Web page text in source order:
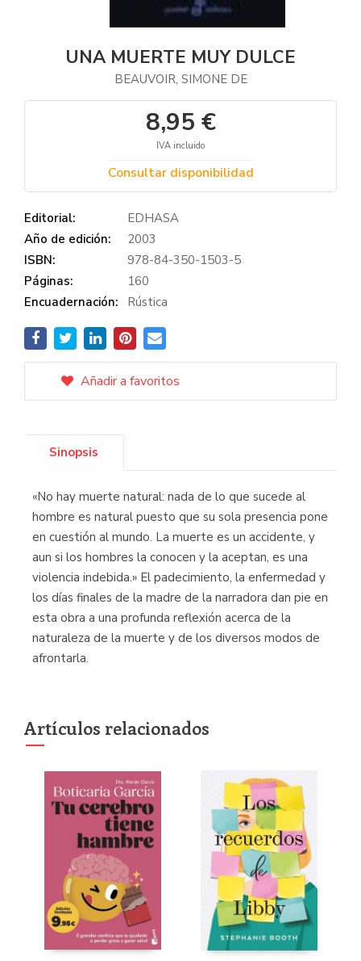
UNA MUERTE MUY DULCE
BEAUVOIR, SIMONE DE
8,95 €
IVA incluido
Consultar disponibilidad
Editorial:
EDHASA
Año de edición:
2003
ISBN:
978-84-350-1503-5
Páginas:
160
Encuadernación:
Rústica
Añadir a favoritos
Sinopsis
«No hay muerte natural: nada de lo que sucede al
hombre es natural puesto que su sola presencia pone
en cuestión al mundo. La muerte es un accidente, y
aun si los hombres la conocen y la aceptan, es una
violencia indebida.» El padecimiento, la enfermedad y
los días finales de la madre de la narradora dan pie en
esta obra a una profunda reflexión acerca de la
naturaleza de la muerte y de los diversos modos de
afrontarla.
Artículos relacionados